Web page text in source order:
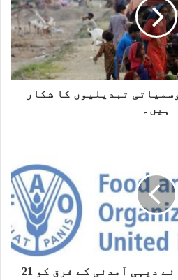
e
تبدیلیوں کا شکار
ہیں۔
سیلاب، گرمی کے دباؤ نے دیہی آمدنی کے فرق کو 21